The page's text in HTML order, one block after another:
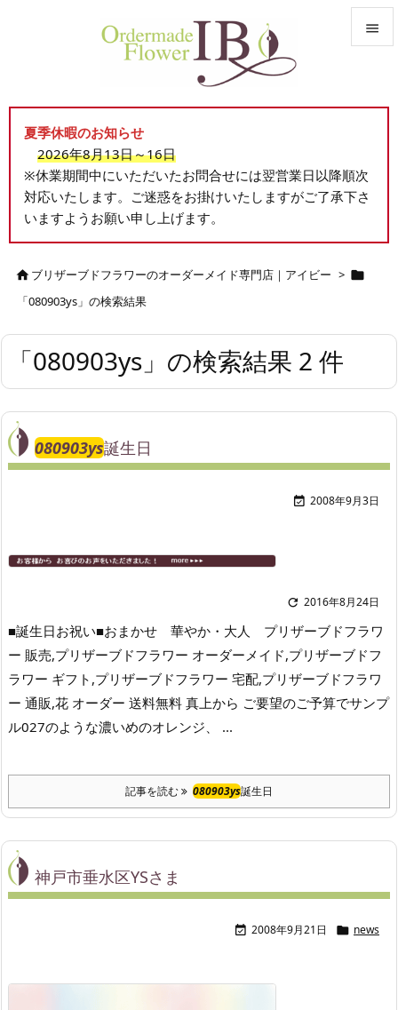


前へ

検索
夏季休暇のお知らせ
2026年8月13日～16日
※休業期間中にいただいたお問合せには翌営業日以降順次
対応いたします。ご迷惑をお掛けいたしますがご了承下さ
いますようお願い申し上げます。
ブリザーブドフラワーのオーダーメイド専門店｜アイビー > 
「080903ys」の検索結果
「080903ys」の検索結果 2 件
080903ys誕生日
 2008年9月3日
 2016年8月24日
■誕生日お祝い■おまかせ 華やか・大人 プリザーブドフラワ
ー 販売,プリザーブドフラワー オーダーメイド,プリザーブドフ
ラワー ギフト,プリザーブドフラワー 宅配,プリザーブドフラワ
ー 通販,花 オーダー 送料無料 真上から ご要望のご予算でサンプ
ル027のような濃いめのオレンジ、 ...
記事を読む 080903ys誕生日
神戸市垂水区YSさま
 2008年9月21日  news